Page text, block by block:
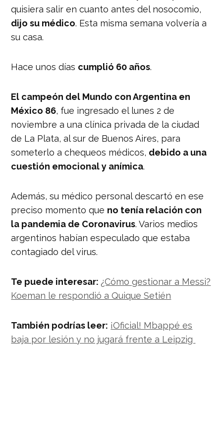
quisiera salir en cuanto antes del nosocomio,
dijo su médico. Esta misma semana volvería a
su casa.
Hace unos días cumplió 60 años.
El campeón del Mundo con Argentina en
México 86, fue ingresado el lunes 2 de
noviembre a una clínica privada de la ciudad
de La Plata, al sur de Buenos Aires, para
someterlo a chequeos médicos, debido a una
cuestión emocional y anímica.
Además, su médico personal descartó en ese
preciso momento que no tenía relación con
la pandemia de Coronavirus. Varios medios
argentinos habían especulado que estaba
contagiado del virus.
Te puede interesar: ¿Cómo gestionar a Messi?
Koeman le respondió a Quique Setién
También podrías leer: ¡Oficial! Mbappé es
baja por lesión y no jugará frente a Leipzig